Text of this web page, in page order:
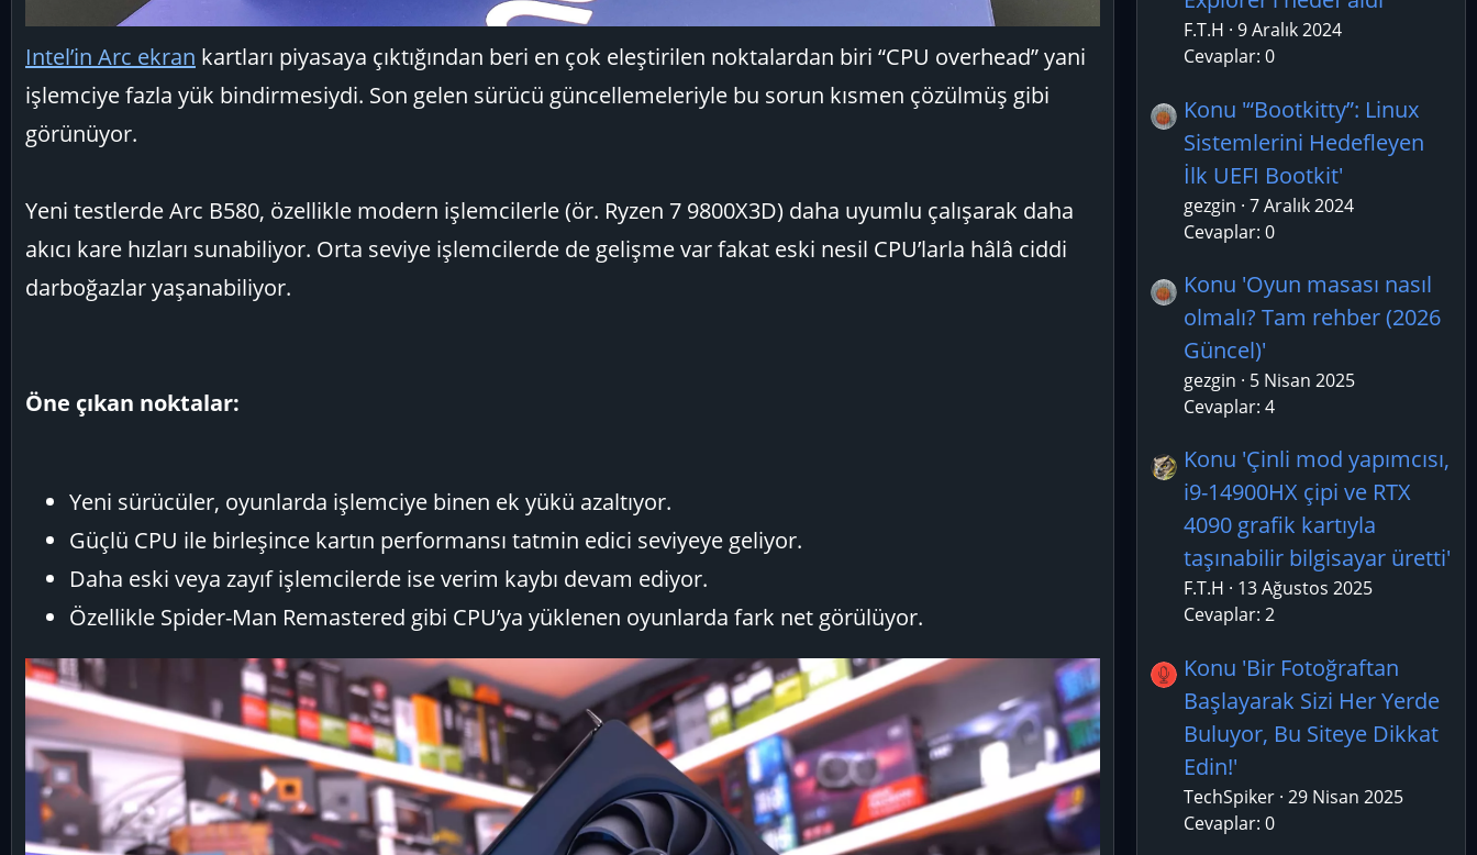
Intel’in Arc ekran kartları piyasaya çıktığından beri en çok eleştirilen noktalardan biri “CPU overhead” yani
işlemciye fazla yük bindirmesiydi. Son gelen sürücü güncellemeleriyle bu sorun kısmen çözülmüş gibi
görünüyor.
Yeni testlerde Arc B580, özellikle modern işlemcilerle (ör. Ryzen 7 9800X3D) daha uyumlu çalışarak daha
akıcı kare hızları sunabiliyor. Orta seviye işlemcilerde de gelişme var fakat eski nesil CPU’larla hâlâ ciddi
darboğazlar yaşanabiliyor.
Öne çıkan noktalar:
Yeni sürücüler, oyunlarda işlemciye binen ek yükü azaltıyor.
Güçlü CPU ile birleşince kartın performansı tatmin edici seviyeye geliyor.
Daha eski veya zayıf işlemcilerde ise verim kaybı devam ediyor.
Özellikle Spider-Man Remastered gibi CPU’ya yüklenen oyunlarda fark net görülüyor.
F.T.H 9 Aralık 2024
Cevaplar: 0
Konu '“Bootkitty”: Linux
Sistemlerini Hedefleyen
İlk UEFI Bootkit'
gezgin 7 Aralık 2024
Cevaplar: 0
Konu 'Oyun masası nasıl
olmalı? Tam rehber (2026
Güncel)'
gezgin
5 Nisan 2025
Cevaplar: 4
Konu 'Çinli mod yapımcısı,
i9-14900HX çipi ve RTX
4090 grafik kartıyla
taşınabilir bilgisayar üretti'
F.T.H
13 Ağustos 2025
Cevaplar: 2
Konu 'Bir Fotoğraftan
Başlayarak Sizi Her Yerde
Buluyor, Bu Siteye Dikkat
Edin!'
TechSpiker 29 Nisan 2025
Cevaplar: 0